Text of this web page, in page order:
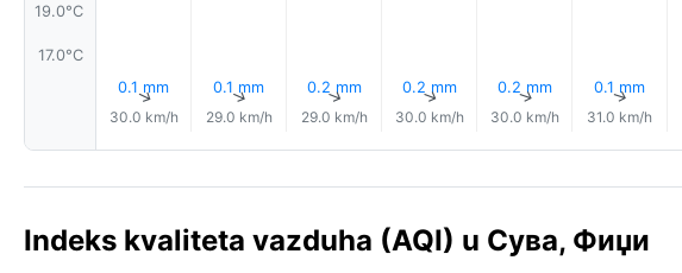
19.0°C
17.0°C
0.1 mm
↑
30.0 km/h
0.1 mm
↑
29.0 km/h
0.2 mm
↑
29.0 km/h
0.2 mm
↑
30.0 km/h
0.2 mm
↑
30.0 km/h
0.1 mm
↑
31.0 km/h
Indeks kvaliteta vazduha (AQI) u Сува, Фиџи